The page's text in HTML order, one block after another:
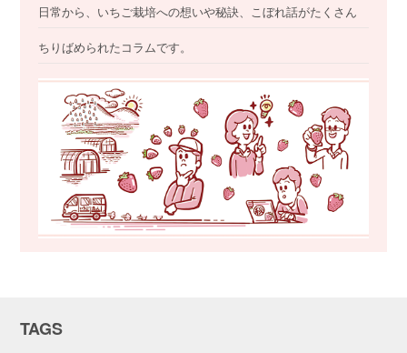
日常から、いちご栽培への想いや秘訣、こぼれ話がたくさん
ちりばめられたコラムです。
TAGS